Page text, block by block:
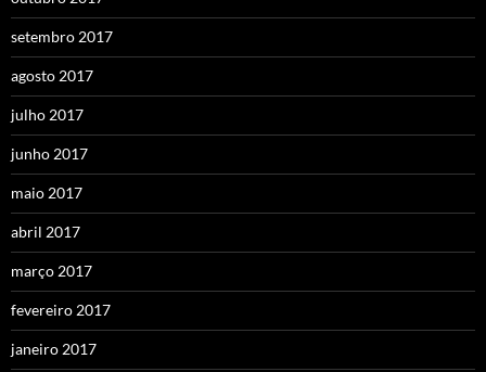
setembro 2017
agosto 2017
julho 2017
junho 2017
maio 2017
abril 2017
março 2017
fevereiro 2017
janeiro 2017